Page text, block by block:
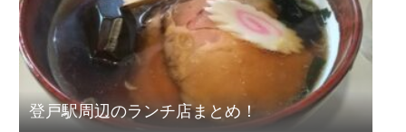
登戸駅周辺のランチ店まとめ！